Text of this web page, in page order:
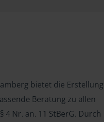
bietet die Erstellung
Beratung zu allen
4 Nr. an. 11 StBerG. Durch